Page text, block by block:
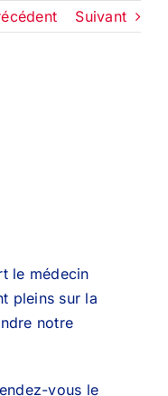
Suivant
le médecin
pleins sur la
notre
vous le